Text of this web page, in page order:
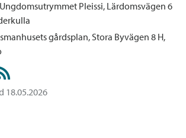
Pleissi, Lärdomsvägen 6
gårdsplan, Stora Byvägen 8 H,
18.05.2026